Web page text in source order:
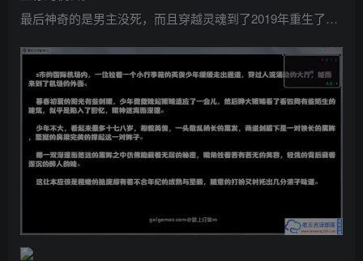
最后神奇的是男主没死，而且穿越灵魂到了2019年重生了…